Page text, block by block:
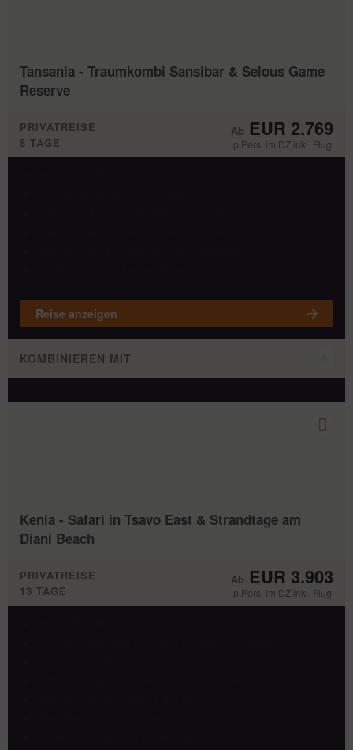
Tansania - Traumkombi Sansibar & Selous Game
Reserve
PRIVATREISE
8 TAGE
EUR 2.769
p.Pers. im DZ inkl. Flug
Reise anzeigen
KOMBINIEREN MIT
Kenia - Safari in Tsavo East & Strandtage am
Diani Beach
PRIVATREISE
13 TAGE
EUR 3.903
p.Pers. im DZ inkl. Flug